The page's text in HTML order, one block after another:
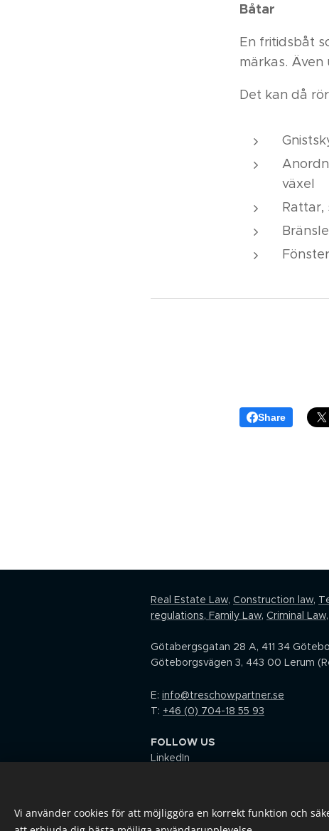
Båtar
En fritidsbåt
märkas.
Det kan då
växel
Rattar,
Share
Real Estate Law, Construction law,
regulations, Family Law, Criminal Law,
Götabergsgatan 28 A, 411 34
Göteborgsvägen 3, 443 00 Lerum
E: info@treschowpartner.se
T: +46 (0) 704-18 55 93
FOLLOW US
LinkedIn
Vi använder cookies för att möjliggöra en korrekt funktion och